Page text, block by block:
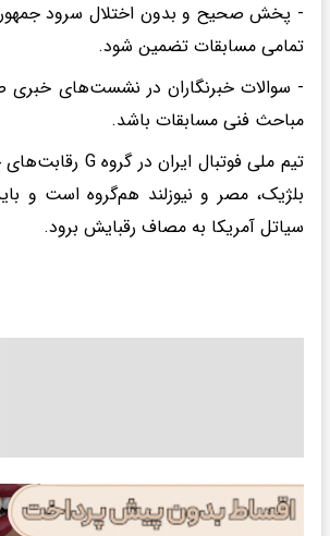
- پخش صحیح و بدون اختلال سرود
تمامی مسابقات تضمین شود.
- سوالات خبرنگاران در نشست‌های خبری
مباحث فنی مسابقات باشد.
بلژیک، مصر و نیوزلند هم‌گروه است و
سیاتل آمریکا به مصاف رقبایش برود.